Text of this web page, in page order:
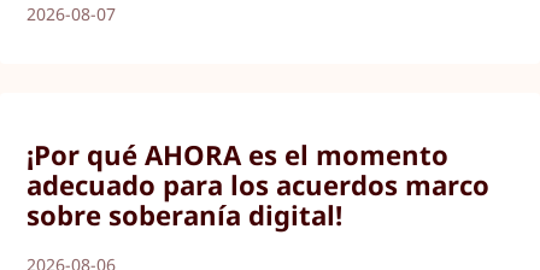
2026-08-07
¡Por qué AHORA es el momento
adecuado para los acuerdos marco
sobre soberanía digital!
2026-08-06